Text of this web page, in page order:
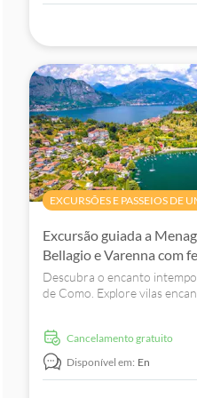
EXCURSÕES E PASSEIOS DE
Excursão guiada a
Bellagio e Varenna com
Descubra o encanto
de Como. Explore vilas
Cancelamento gratuito
Disponível em: En